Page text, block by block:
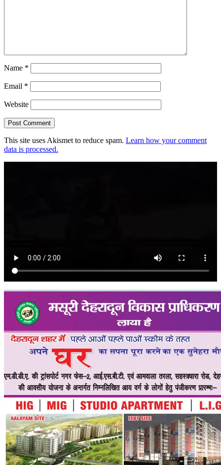
Name *
Email *
Website
This site uses Akismet to reduce spam. Learn how your comment
data is processed.